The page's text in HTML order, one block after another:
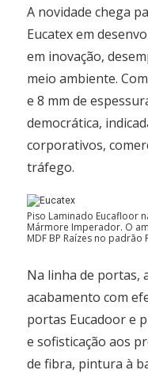
A novidade chega
Eucatex em
em inovação,
meio ambiente.
e 8 mm de
democrática,
corporativos,
tráfego.
Piso Laminado Eucafloor
Mármore Imperador. O
MDF BP Raízes no
Na linha de portas,
acabamento com
portas Eucadoor e
e sofisticação aos
de fibra, pintura à